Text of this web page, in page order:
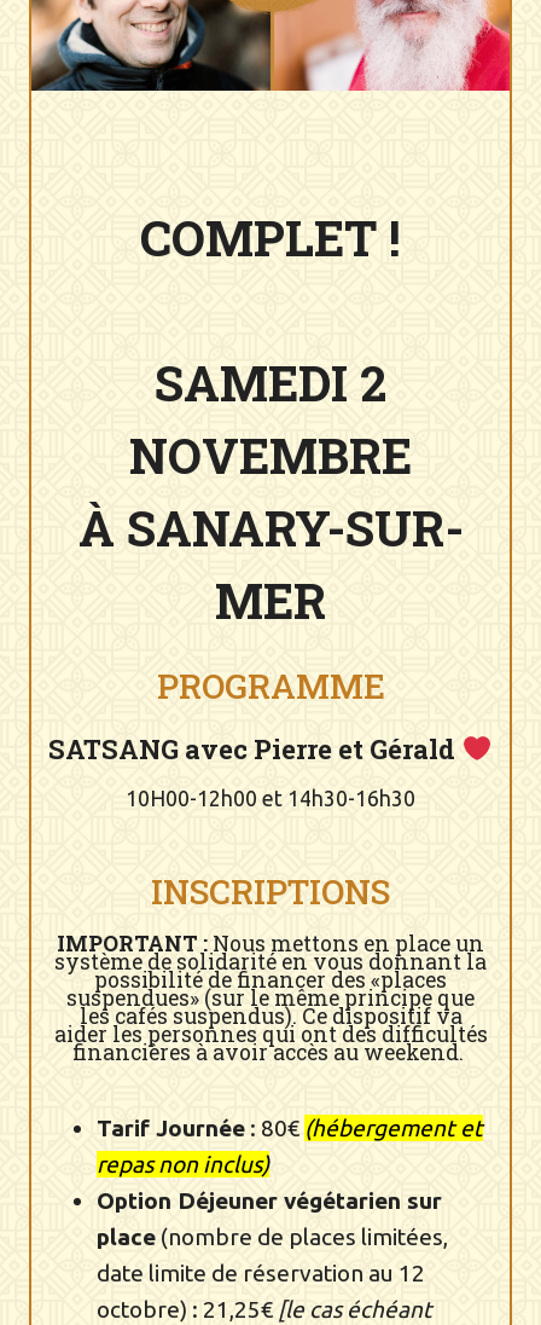
COMPLET !
SAMEDI 2
NOVEMBRE
À SANARY-SUR-
MER
PROGRAMME
SATSANG avec Pierre et Gérald
10H00-12h00 et 14h30-16h30
INSCRIPTIONS
IMPORTANT : Nous mettons en place un
système de solidarité en vous donnant la
possibilité de financer des «places
suspendues» (sur le même principe que
les cafés suspendus). Ce dispositif va
aider les personnes qui ont des difficultés
financières à avoir accès au weekend.
Tarif Journée : 80€ (hébergement et
repas non inclus)
Option Déjeuner végétarien sur
place (nombre de places limitées,
date limite de réservation au 12
octobre) : 21,25€ [le cas échéant